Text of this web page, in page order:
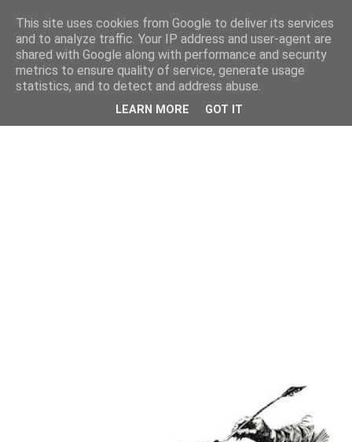
This site uses cookies from Google to deliver its services
and to analyze traffic. Your IP address and user-agent are
shared with Google along with performance and security
metrics to ensure quality of service, generate usage
statistics, and to detect and address abuse.
LEARN MORE GOT IT